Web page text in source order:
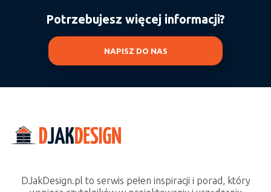
Potrzebujesz więcej informacji?
NAPISZ DO NAS
DJakDesign.pl to serwis pełen inspiracji i porad, który